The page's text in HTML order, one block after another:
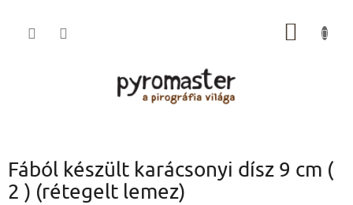
KOSÁR
Fából készült karácsonyi dísz 9 cm (
2 ) (rétegelt lemez)